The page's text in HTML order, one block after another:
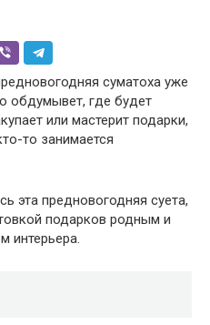
суматоха уже
обдумывет, где будет
или мастерит подарки,
то занимается
эта предновогодняя суета,
подарков родным и
интерьера.